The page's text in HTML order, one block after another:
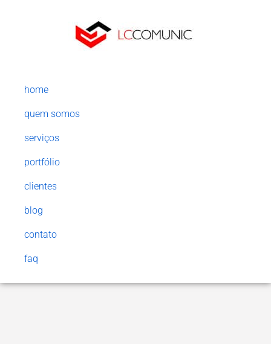
home
quem somos
serviços
portfólio
clientes
blog
contato
faq